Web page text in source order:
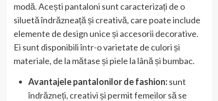
modă. Acești pantaloni sunt caracterizați de o
siluetă îndrăzneață și creativă, care poate include
elemente de design unice și accesorii decorative.
Ei sunt disponibili într-o varietate de culori și
materiale, de la mătase și piele la lână și bumbac.
Avantajele pantalonilor de fashion:sunt
îndrăzneți, creativi și permit femeilor să se